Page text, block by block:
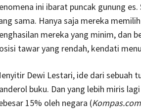
ini ibarat puncak gunung
sama. Hanya saja mereka
mereka yang minim, dan
tawar yang rendah, kendati
Dewi Lestari, ide dari sebuah
buku. Dan yang lebih miris
15% oleh negara (Kompas.com